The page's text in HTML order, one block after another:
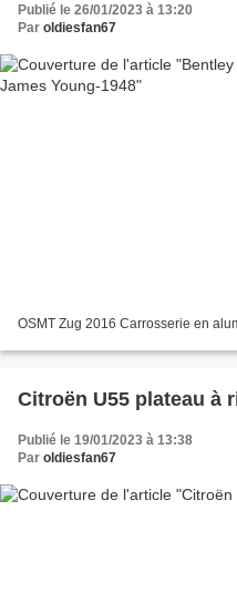
Publié le 26/01/2023 à 13:20
Par oldiesfan67
OSMT Zug 2016 Carrosserie en
Citroën U55 plateau à
Publié le 19/01/2023 à 13:38
Par oldiesfan67